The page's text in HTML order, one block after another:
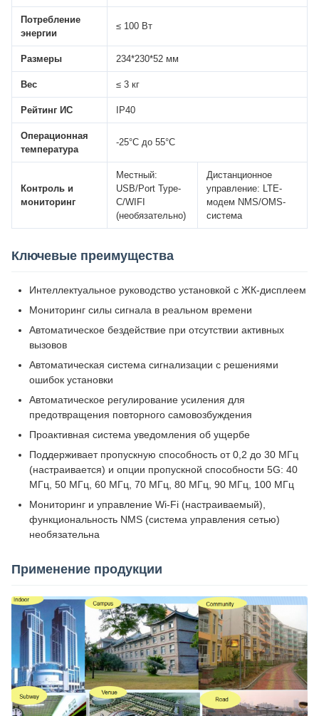
Потребление
энергии
≤ 100 Вт
Размеры 234*230*52 мм
Вес ≤ 3 кг
Рейтинг ИС IP40
Операционная
температура
-25°C до 55°C
Контроль и
мониторинг
Местный:
USB/Port Type-
C/WIFI
(необязательно)
Дистанционное
управление: LTE-
модем NMS/OMS-
система
Ключевые преимущества
Интеллектуальное руководство установкой с ЖК-дисплеем
Мониторинг силы сигнала в реальном времени
Автоматическое бездействие при отсутствии активных
вызовов
Автоматическая система сигнализации с решениями
ошибок установки
Автоматическое регулирование усиления для
предотвращения повторного самовозбуждения
Проактивная система уведомления об ущербе
Поддерживает пропускную способность от 0,2 до 30 МГц
(настраивается) и опции пропускной способности 5G: 40
МГц, 50 МГц, 60 МГц, 70 МГц, 80 МГц, 90 МГц, 100 МГц
Мониторинг и управление Wi-Fi (настраиваемый),
функциональность NMS (система управления сетью)
необязательна
Применение продукции